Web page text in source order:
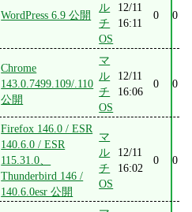
WordPress 6.9 公開
ル
チ
OS
12/11
16:11
0 0
Chrome
143.0.7499.109/.110
公開
マ
ル
チ
OS
12/11
16:06
0 0
Firefox 146.0 / ESR
140.6.0 / ESR
115.31.0、
Thunderbird 146 /
140.6.0esr 公開
マ
ル
チ
OS
12/11
16:02
0 0